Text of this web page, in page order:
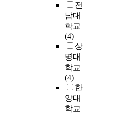
전
남대
학교
(4)
상
명대
학교
(4)
한
양대
학교